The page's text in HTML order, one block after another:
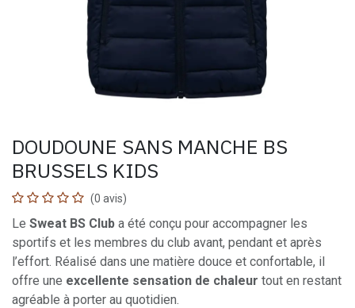
DOUDOUNE SANS MANCHE BS
BRUSSELS KIDS
(0 avis)
Le Sweat BS Club a été conçu pour accompagner les
sportifs et les membres du club avant, pendant et après
l’effort. Réalisé dans une matière douce et confortable, il
offre une excellente sensation de chaleur tout en restant
agréable à porter au quotidien.